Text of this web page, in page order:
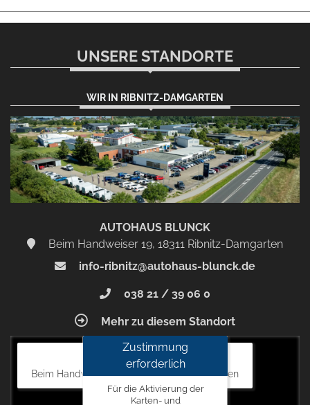
UNSERE STANDORTE
WIR IN RIBNITZ-DAMGARTEN
AUTOHAUS BLUNCK
Beim Handweiser 19, 18311 Ribnitz-Damgarten
info-ribnitz@autohaus-blunck.de
038 21 / 39 06 0
Mehr zu diesem Standort
Autohaus Blunck
Beim Handweiser 19, 18311 Ribnitz-Damgarten
Zustimmung
erforderlich
Für die Aktivierung der
Karten- und